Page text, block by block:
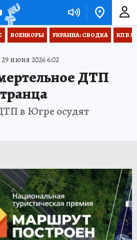
ВОЕНКОРЫ УКРАИНА: СВОДКА КП В
29 июня 2026 6:02
ДТП
в Югре осудят